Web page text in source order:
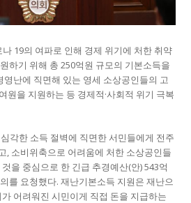
19의 여파로 인해 경제 위기에 처한 취약
하기 위해 총 250억원 규모의 기본소득을
영난에 직면해 있는 영세 소상공인들의 고
원을 지원하는 등 경제적·사회적 위기 극복
각한 소득 절벽에 직면한 서민들에게 전주
, 소비위축으로 어려움에 처한 소상공인들
을 중심으로 한 긴급 추경예산(안) 543억
를 요청했다. 재난기본소득 지원은 재난으
어려워진 시민이게 직접 돈을 지급하는